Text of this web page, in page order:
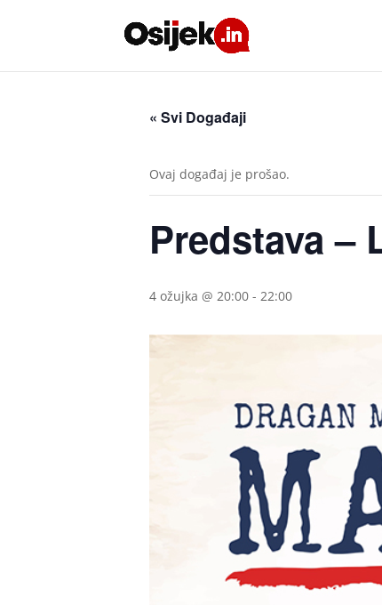
« Svi Događaji
Ovaj događaj je prošao.
Predstava –
4 ožujka @ 20:00 - 22:00